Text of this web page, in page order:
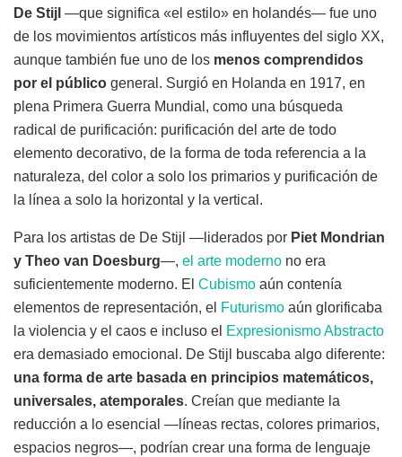
De Stijl —que significa «el estilo» en holandés— fue uno
de los movimientos artísticos más influyentes del siglo XX,
aunque también fue uno de los menos comprendidos
por el público general. Surgió en Holanda en 1917, en
plena Primera Guerra Mundial, como una búsqueda
radical de purificación: purificación del arte de todo
elemento decorativo, de la forma de toda referencia a la
naturaleza, del color a solo los primarios y purificación de
la línea a solo la horizontal y la vertical.
Para los artistas de De Stijl —liderados por Piet Mondrian
y Theo van Doesburg—, el arte moderno no era
suficientemente moderno. El Cubismo aún contenía
elementos de representación, el Futurismo aún glorificaba
la violencia y el caos e incluso el Expresionismo Abstracto
era demasiado emocional. De Stijl buscaba algo diferente:
una forma de arte basada en principios matemáticos,
universales, atemporales. Creían que mediante la
reducción a lo esencial —líneas rectas, colores primarios,
espacios negros—, podrían crear una forma de lenguaje